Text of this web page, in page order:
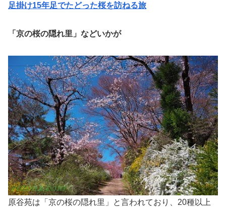
足掛け15年足でたどった桜を訪ねる旅
「京の桜の隠れ里」などいかが
原谷苑は「京の桜の隠れ里」と言われており、20種以上